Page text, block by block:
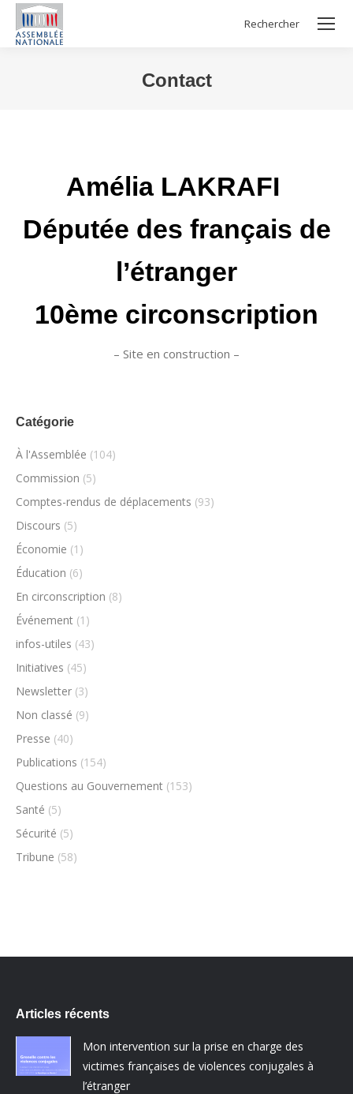
Search:
Rechercher
Contact
Amélia LAKRAFI
Députée des français de
l’étranger
10ème circonscription
– Site en construction –
Catégorie
À l'Assemblée (104)
Commission (5)
Comptes-rendus de déplacements (93)
Discours (5)
Économie (1)
Éducation (6)
En circonscription (8)
Événement (1)
infos-utiles (43)
Initiatives (45)
Newsletter (3)
Non classé (9)
Presse (40)
Publications (154)
Questions au Gouvernement (153)
Santé (5)
Sécurité (5)
Tribune (58)
Articles récents
Mon intervention sur la prise en charge des
victimes françaises de violences conjugales à
l’étranger